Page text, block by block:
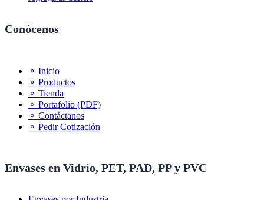
Conócenos
⚬ Inicio
⚬ Productos
⚬ Tienda
⚬ Portafolio (PDF)
⚬ Contáctanos
⚬ Pedir Cotización
Envases en Vidrio, PET, PAD, PP y PVC